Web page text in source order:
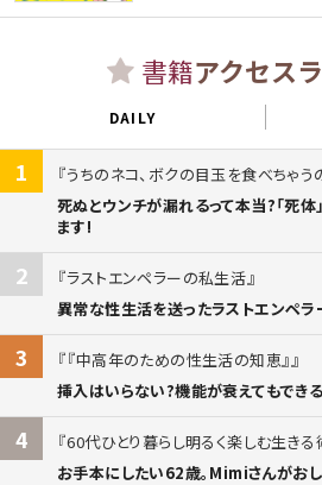
書籍アクセス
DAILY
1
うちのネコ、ボクの目玉を食べちゃう
死ぬとウンチが漏れるって本当?「死
ます!
2
ラストエンペラーの私生活
異常な性生活を送ったラストエンペラ
3
『中高年のための性生活の知恵』
挿入はいらない?機能が衰えてもでき
4
60代ひとり暮らし明るく楽しむ生きる
お手本にしたい62歳。Mimiさんがお